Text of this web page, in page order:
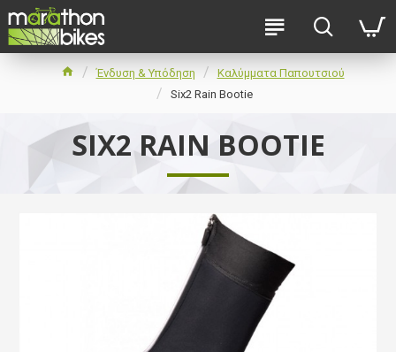
Ένδυση & Υπόδηση
Καλύμματα Παπουτσιού
Six2 Rain Bootie
SIX2 RAIN BOOTIE